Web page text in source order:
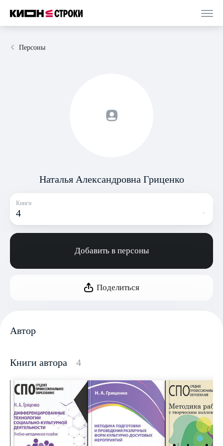
Персоны
Наталья Александровна Гриценко
Книги
4
Добавить в персоны
Поделиться
Автор
Книги автора 4